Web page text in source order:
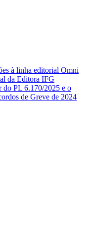
à linha editorial Omni
da Editora IFG
do PL 6.170/2025 e o
de Greve de 2024